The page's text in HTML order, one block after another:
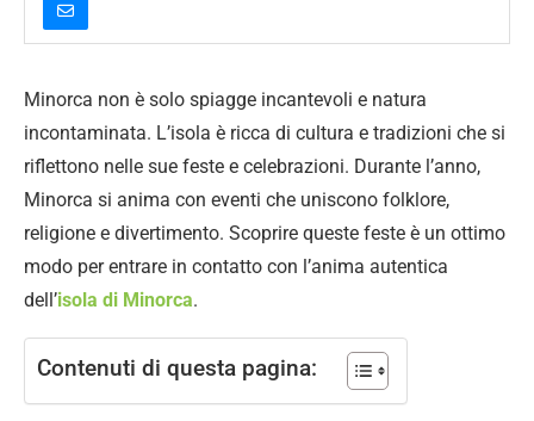
Minorca non è solo spiagge incantevoli e natura
incontaminata. L’isola è ricca di cultura e tradizioni che si
riflettono nelle sue feste e celebrazioni. Durante l’anno,
Minorca si anima con eventi che uniscono folklore,
religione e divertimento. Scoprire queste feste è un ottimo
modo per entrare in contatto con l’anima autentica
dell’isola di Minorca.
Contenuti di questa pagina: